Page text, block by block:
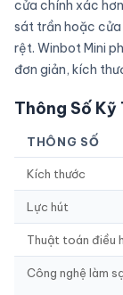
cửa chính xác
sát trần hoặc cửa
rệt. Winbot Mini
đơn giản, kích
Thông Số
THÔNG SỐ
Kích thước
Lực hút
Thuật toán điều
Công nghệ làm